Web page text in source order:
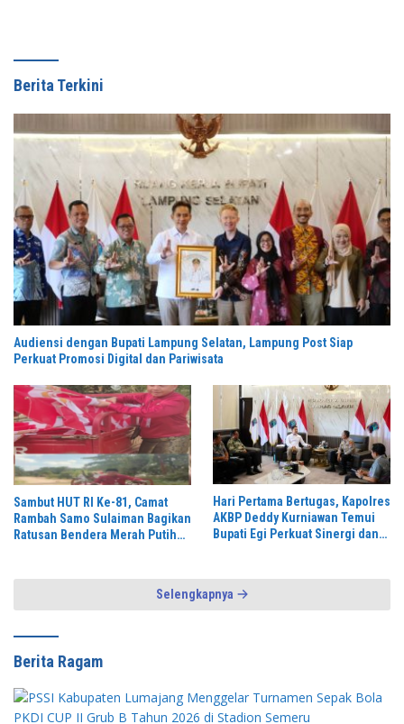
Berita Terkini
Audiensi dengan Bupati Lampung Selatan, Lampung Post Siap
Perkuat Promosi Digital dan Pariwisata
Sambut HUT RI Ke-81, Camat
Rambah Samo Sulaiman Bagikan
Ratusan Bendera Merah Putih
Hari Pertama Bertugas, Kapolres
AKBP Deddy Kurniawan Temui
Bupati Egi Perkuat Sinergi dan
Selengkapnya
Berita Ragam